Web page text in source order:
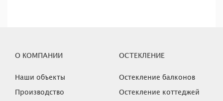
О КОМПАНИИ
Наши объекты
Производство
ОСТЕКЛЕНИЕ
Остекление балконов
Остекление коттеджей